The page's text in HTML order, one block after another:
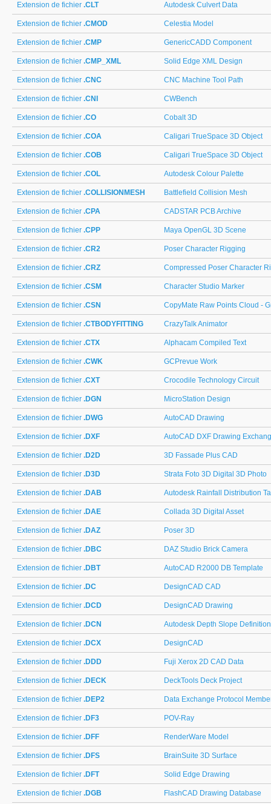
Extension de fichier .CLT Autodesk Culvert Data
Extension de fichier .CMOD Celestia Model
Extension de fichier .CMP GenericCADD Component
Extension de fichier .CMP_XML Solid Edge XML Design
Extension de fichier .CNC CNC Machine Tool Path
Extension de fichier .CNI CWBench
Extension de fichier .CO Cobalt 3D
Extension de fichier .COA Caligari TrueSpace 3D Object
Extension de fichier .COB Caligari TrueSpace 3D Object
Extension de fichier .COL Autodesk Colour Palette
Extension de fichier .COLLISIONMESH Battlefield Collision Mesh
Extension de fichier .CPA CADSTAR PCB Archive
Extension de fichier .CPP Maya OpenGL 3D Scene
Extension de fichier .CR2 Poser Character Rigging
Extension de fichier .CRZ Compressed Poser Character
Extension de fichier .CSM Character Studio Marker
Extension de fichier .CSN CopyMate Raw Points Cloud -
Extension de fichier .CTBODYFITTING CrazyTalk Animator
Extension de fichier .CTX Alphacam Compiled Text
Extension de fichier .CWK GCPrevue Work
Extension de fichier .CXT Crocodile Technology Circuit
Extension de fichier .DGN MicroStation Design
Extension de fichier .DWG AutoCAD Drawing
Extension de fichier .DXF AutoCAD DXF Drawing
Extension de fichier .D2D 3D Fassade Plus CAD
Extension de fichier .D3D Strata Foto 3D Digital 3D Photo
Extension de fichier .DAB Autodesk Rainfall Distribution
Extension de fichier .DAE Collada 3D Digital Asset
Extension de fichier .DAZ Poser 3D
Extension de fichier .DBC DAZ Studio Brick Camera
Extension de fichier .DBT AutoCAD R2000 DB Template
Extension de fichier .DC DesignCAD CAD
Extension de fichier .DCD DesignCAD Drawing
Extension de fichier .DCN Autodesk Depth Slope Definition
Extension de fichier .DCX DesignCAD
Extension de fichier .DDD Fuji Xerox 2D CAD Data
Extension de fichier .DECK DeckTools Deck Project
Extension de fichier .DEP2 Data Exchange Protocol
Extension de fichier .DF3 POV-Ray
Extension de fichier .DFF RenderWare Model
Extension de fichier .DFS BrainSuite 3D Surface
Extension de fichier .DFT Solid Edge Drawing
Extension de fichier .DGB FlashCAD Drawing Database